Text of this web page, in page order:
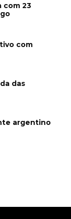
com 23
com
das
argentino